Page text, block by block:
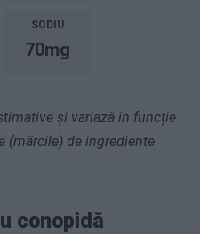
SODIU
70mg
și variază in funcție
(mărcile) de ingrediente
conopidă